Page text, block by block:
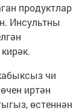
продуктлар
Инсультны
чи
иртән
өстеннән